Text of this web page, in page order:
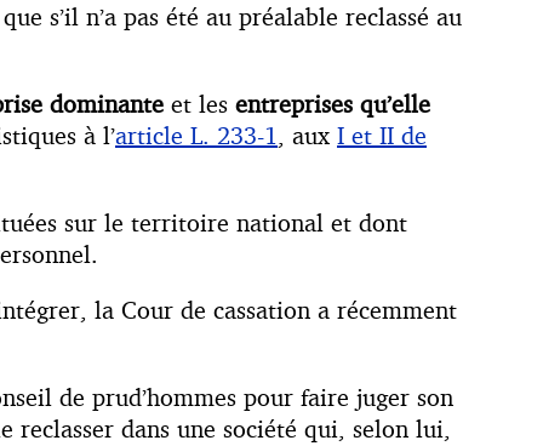
s’il n’a pas été au préalable reclassé au
dominante et les entreprises qu’elle
à l’article L. 233-1, aux I et II de
sur le territoire national et dont
la Cour de cassation a récemment
de prud’hommes pour faire juger son
reclasser dans une société qui, selon lui,